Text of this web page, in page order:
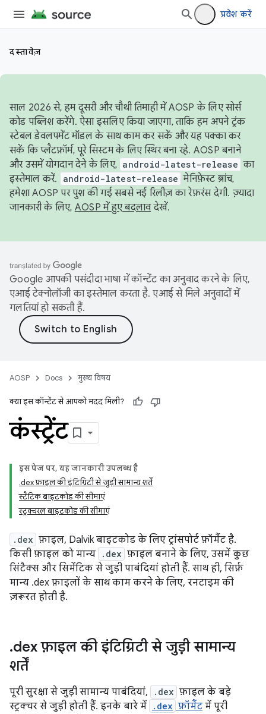
प्रवेश करें
दस्तावेज़
साल 2026 से, हम दूसरी और चौथी तिमाही में AOSP के लिए सोर्स
कोड पब्लिश करेंगे. ऐसा इसलिए किया जाएगा, ताकि हम अपने ट्रंक
स्टेबल डेवलपमेंट मॉडल के साथ काम कर सकें और यह पक्का कर
सकें कि प्लैटफ़ॉर्म, पूरे सिस्टम के लिए स्थिर बना रहे. AOSP बनाने
और उसमें योगदान देने के लिए, android-latest-release का
इस्तेमाल करें.
android-latest-release मेनिफ़ेस्ट ब्रांच,
हमेशा AOSP पर पुश की गई सबसे नई रिलीज़ का रेफ़रंस देगी. ज़्यादा
जानकारी के लिए, AOSP में हुए बदलावदेखें.
Google आपकी पसंदीदा भाषा में कॉन्टेंट का अनुवाद करने के लिए,
एआई टेक्नोलॉजी का इस्तेमाल करता है. एआई से मिले अनुवादों में
गलतियां हो सकती हैं.
AOSP Docs मुख्य विषय
क्या इस कॉन्टेंट से आपको मदद मिली?
कंस्ट्रेंट
इस पेज पर, यह जानकारी उपलब्ध है
.dex फ़ाइल की इंटिग्रिटी से जुड़ी सामान्य शर्तें
स्टैटिक बाइटकोड की सीमाएं
स्ट्रक्चरल बाइटकोड की सीमाएं
.dex फ़ाइल, Dalvik बाइटकोड के लिए ट्रांसपोर्ट फ़ॉर्मैट है.
किसी फ़ाइल को मान्य
.dex फ़ाइल बनाने के लिए, उसमें कुछ
सिंटैक्स और सिमेंटिक से जुड़ी पाबंदियां होती हैं. साथ ही, सिर्फ़
मान्य .dex फ़ाइलों के साथ काम करने के लिए, रनटाइम की
ज़रूरत होती है.
.dex फ़ाइल की इंटिग्रिटी से जुड़ी सामान्य
शर्तें
पूरी सुरक्षा से जुड़ी सामान्य पाबंदियां, .dex फ़ाइल के बड़े
स्ट्रक्चर से जुड़ी होती हैं. इनके बारे में
.dex फ़ॉर्मैट में पूरी